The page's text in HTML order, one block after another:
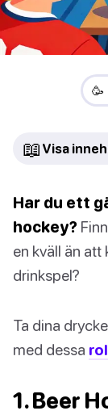
📖 Visa
Har du ett
hockey?
en kväll än
drinkspel?
Ta dina
med dessa
1. Beer